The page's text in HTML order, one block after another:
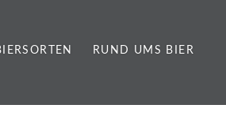
RUND UMS BIER